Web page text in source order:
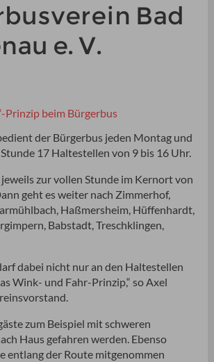
Bad
e. V.
Prinzip beim Bürgerbus
der Bürgerbus jeden Montag und
17 Haltestellen von 9 bis 16 Uhr.
zur vollen Stunde im Kernort von
geht es weiter nach Zimmerhof,
Haßmersheim, Hüffenhardt,
Babstadt, Treschklingen,
dabei nicht nur an den Haltestellen
Wink- und Fahr-Prinzip,“ so Axel
zum Beispiel mit schweren
Haus gefahren werden. Ebenso
entlang der Route mitgenommen